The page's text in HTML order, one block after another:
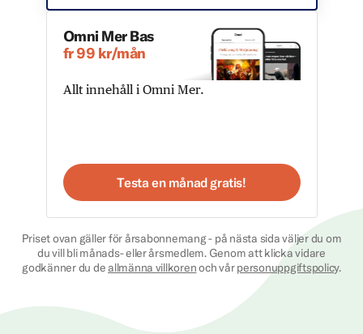
Omni Mer Bas
fr 99 kr/mån
Allt innehåll i Omni Mer.
Testa en månad gratis!
Priset ovan gäller för årsabonnemang - på nästa sida väljer du om
du vill bli månads- eller årsmedlem. Genom att klicka vidare
godkänner du deallmänna villkorenoch vårpersonuppgiftspolicy.